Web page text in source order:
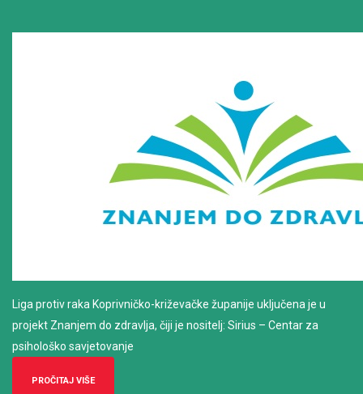
Liga protiv raka Koprivničko-križevačke županije uključena je u
projekt Znanjem do zdravlja, čiji je nositelj: Sirius – Centar za
psihološko savjetovanje
PROČITAJ VIŠE